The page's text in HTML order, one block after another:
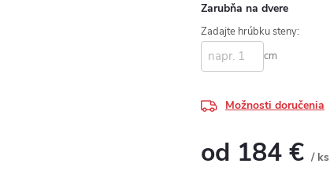
Zarubňa na dvere
Zadajte hrúbku steny:
cm
Možnosti doručenia
od 184 € / ks